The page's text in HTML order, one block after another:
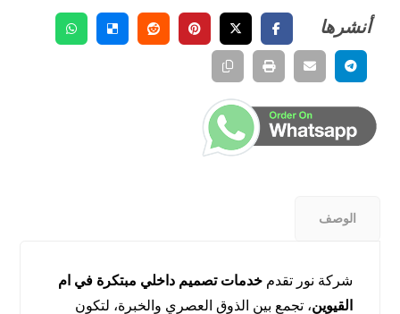
الوصف
شركة نور تقدمخدمات تصميم داخلي مبتكرة في ام
القيوين، تجمع بين الذوق العصري والخبرة، لتكون